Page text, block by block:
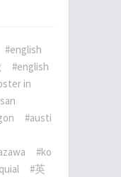
#english
#english
in
#austi
#ko
#英